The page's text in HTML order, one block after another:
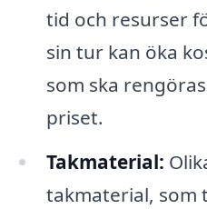
tid och resurser
sin tur kan öka
som ska
priset.
Takmaterial:
takmaterial, som